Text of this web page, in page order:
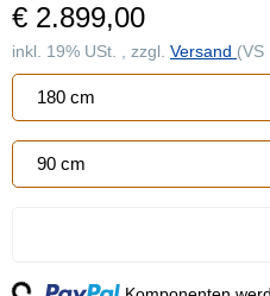
€ 2.899,00
inkl. 19% USt. , zzgl. Versand (VS
180 cm
90 cm